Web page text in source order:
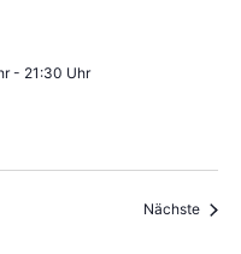
- 21:30 Uhr
Nächste